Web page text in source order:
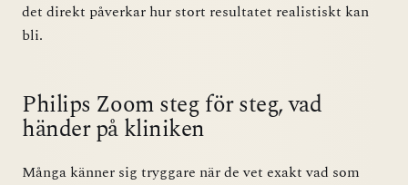
det direkt påverkar hur stort resultatet realistiskt kan
bli.
Philips Zoom steg för steg, vad
händer på kliniken
Många känner sig tryggare när de vet exakt vad som